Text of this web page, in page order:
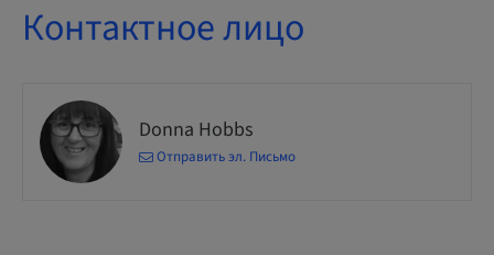
Контактное лицо
Donna Hobbs
Отправить эл. Письмо